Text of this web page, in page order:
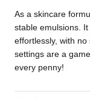
As a skincare
stable emulsions.
effortlessly, with
settings are a
every penny!